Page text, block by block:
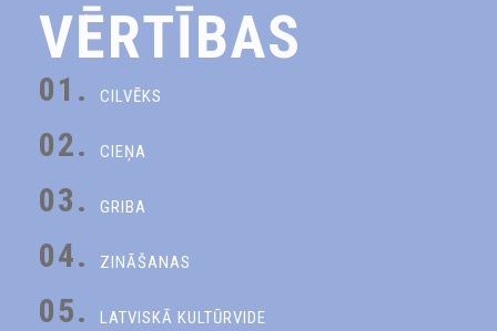
VĒRTĪBAS
01. CILVĒKS
02. CIEŅA
03. GRIBA
04. ZINĀŠANAS
05. LATVISKĀ KULTŪRVIDE